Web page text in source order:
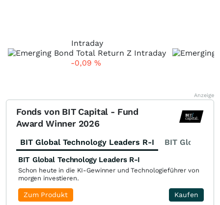
Intraday
-0,09 %
Anzeige
Fonds von BIT Capital - Fund
Award Winner 2026
BIT Global Technology Leaders R-I BIT Global
BIT Global Technology Leaders R-I
Schon heute in die KI-Gewinner und Technologieführer von
morgen investieren.
Kaufen
Zum Produkt